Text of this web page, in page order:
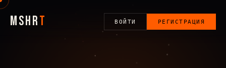
MSHRT ВОЙТИ РЕГИСТРАЦИЯ